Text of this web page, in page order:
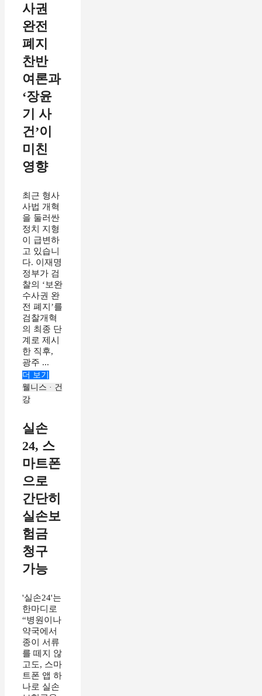
사권
완전
폐지
찬반
여론과
‘장윤
기 사
건’이
미친
영향
최근 형사
사법 개혁
을 둘러싼
정치 지형
이 급변하
고 있습니
다. 이재명
정부가 검
찰의 ‘보완
수사권 완
전 폐지’를
검찰개혁
의 최종 단
계로 제시
한 직후,
광주 ...
더 보기
웰니스 · 건
강
실손
24, 스
마트폰
으로
간단히
실손보
험금
청구
가능
'실손24'는
한마디로
“병원이나
약국에서
종이 서류
를 떼지 않
고도, 스마
트폰 앱 하
나로 실손